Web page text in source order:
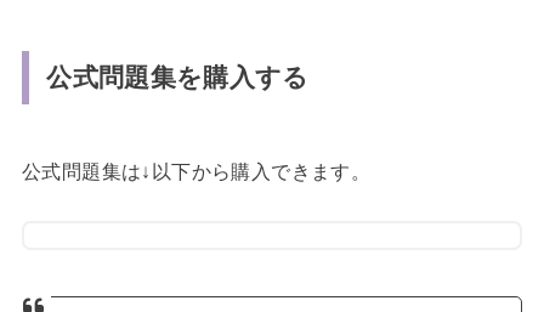
公式問題集を購入する
公式問題集は↓以下から購入できます。